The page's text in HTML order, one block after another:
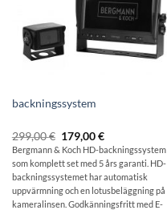
backningssystem
299,00€ Ursprungligt
pris:
299,00
€
179,00€Aktuellt
pris
är:
179,00
€.
Bergmann & Koch HD-backningssystem
som komplett set med 5 års garanti. HD-
backningssystemet har automatisk
uppvärmning och en lotusbeläggning på
kameralinsen. Godkänningsfritt med E-